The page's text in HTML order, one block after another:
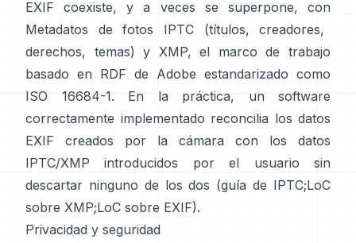
EXIF coexiste, y a veces se superpone, con
Metadatos de fotos IPTC (títulos, creadores,
derechos, temas) y XMP, el marco de trabajo
basado en RDF de Adobe estandarizado como
ISO 16684-1. En la práctica, un software
correctamente implementado reconcilia los datos
EXIF creados por la cámara con los datos
IPTC/XMP introducidos por el usuario sin
descartar ninguno de los dos (guía de IPTC;LoC
sobre XMP;LoC sobre EXIF).
Privacidad y seguridad